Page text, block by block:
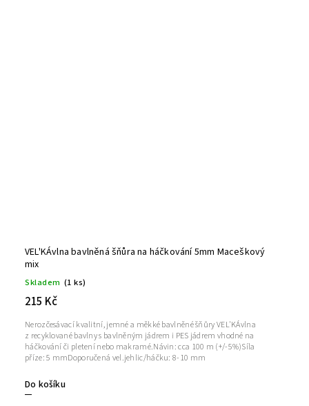
VEL'KÁvlna bavlněná šňůra na háčkování 5mm Maceškový
mix
Skladem (1 ks)
215 Kč
Do košíku
Nerozčesávací kvalitní, jemné a měkké bavlněné šňůry VEL'KÁvlna
z recyklované bavlny s bavlněným jádrem i PES jádrem vhodné na
háčkování či pletení nebo makramé.Návin: cca 100 m (+/-5%)Síla
příze: 5 mmDoporučená vel.jehlic/háčku: 8-10 mm